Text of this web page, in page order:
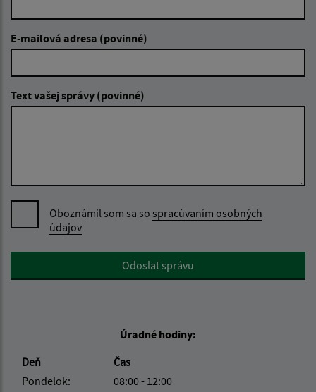
E-mailová adresa (povinné)
Text vašej správy (povinné)
Oboznámil som sa so spracúvaním osobných
údajov
Google reCaptcha ResponseOdoslať správu
Úradné hodiny:
Deň
Čas
Pondelok:
08:00 - 12:00